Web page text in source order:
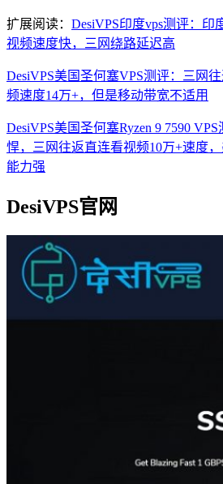
扩展阅读： DesiVPS印度vps测评：印
视频速度快，三网绕路延迟高
DesiVPS美国圣何塞VPS测评：三网
频速度14万+，但是移动带宽不适用
DesiVPS美国圣何塞Ryzen 9 7590
悍，三网往返直连看视频10万+速度
能力强
DesiVPS官网